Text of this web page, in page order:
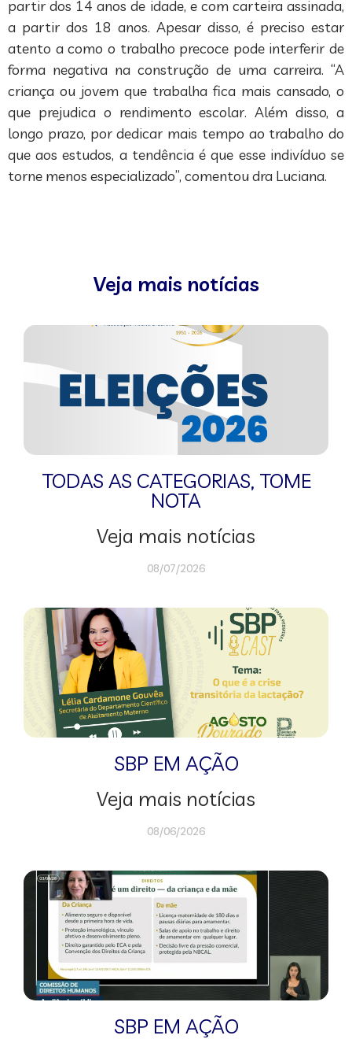
partir dos 14 anos de idade, e com carteira assinada,
a partir dos 18 anos. Apesar disso, é preciso estar
atento a como o trabalho precoce pode interferir de
forma negativa na construção de uma carreira. “A
criança ou jovem que trabalha fica mais cansado, o
que prejudica o rendimento escolar. Além disso, a
longo prazo, por dedicar mais tempo ao trabalho do
que aos estudos, a tendência é que esse indivíduo se
torne menos especializado”, comentou dra Luciana.
Veja mais notícias
TODAS AS CATEGORIAS, TOME
NOTA
Veja mais notícias
08/07/2026
SBP EM AÇÃO
Veja mais notícias
08/06/2026
SBP EM AÇÃO